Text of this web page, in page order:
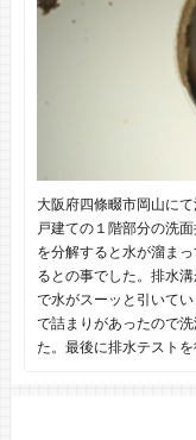
大阪府四條畷市岡山に
戸建ての１階部分の洗
を分解すると水が溜ま
るとの事でした。排水
で水がスーッと引いて
で詰まりがあったので
た。最後に排水テスト